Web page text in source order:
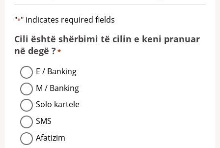
"*" indicates required fields
Cili është shërbimi të cilin e keni pranuar
në degë ? *
E / Banking
M / Banking
Solo kartele
SMS
Afatizim